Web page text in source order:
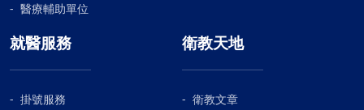
醫療輔助單位
就醫服務
掛號服務
衛教天地
衛教文章